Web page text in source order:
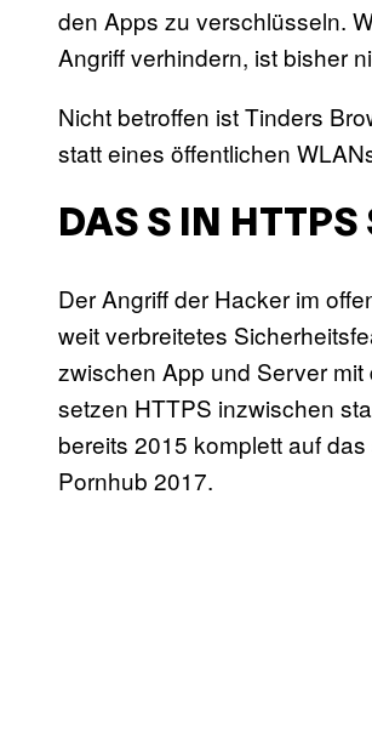
den Apps zu verschlüsseln.
Angriff verhindern, ist bisher
Nicht betroffen ist Tinders
statt eines öffentlichen
DAS S IN HTTPS
Der Angriff der Hacker im
weit verbreitetes
zwischen App und Server
setzen HTTPS inzwischen
bereits 2015 komplett auf
Pornhub 2017.